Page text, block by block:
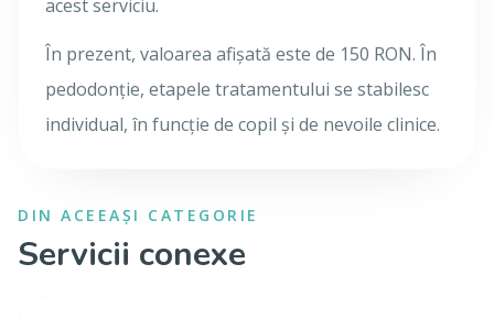
acest serviciu.
În prezent, valoarea afișată este de 150 RON. În
pedodonție, etapele tratamentului se stabilesc
individual, în funcție de copil și de nevoile clinice.
DIN ACEEAȘI CATEGORIE
Servicii conexe